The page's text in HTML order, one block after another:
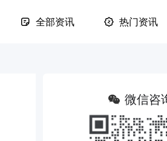
全部资讯 热门资讯
微信咨